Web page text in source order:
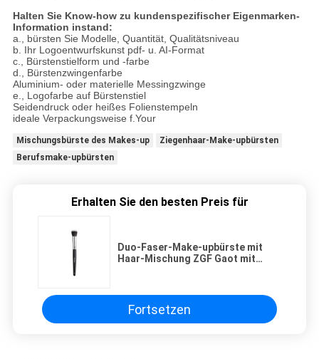
Halten Sie Know-how zu kundenspezifischer Eigenmarken-
Information instand:
a., bürsten Sie Modelle, Quantität, Qualitätsniveau
b. Ihr Logoentwurfskunst pdf- u. AI-Format
c., Bürstenstielform und -farbe
d., Bürstenzwingenfarbe
Aluminium- oder materielle Messingzwinge
e., Logofarbe auf Bürstenstiel
Seidendruck oder heißes Folienstempeln
ideale Verpackungsweise f.Your
Mischungsbürste des Makes-up
Ziegenhaar-Make-upbürsten
Berufsmake-upbürsten
Erhalten Sie den besten Preis für
Duo-Faser-Make-upbürste mit
Haar-Mischung ZGF Gaot mit
Fortsetzen